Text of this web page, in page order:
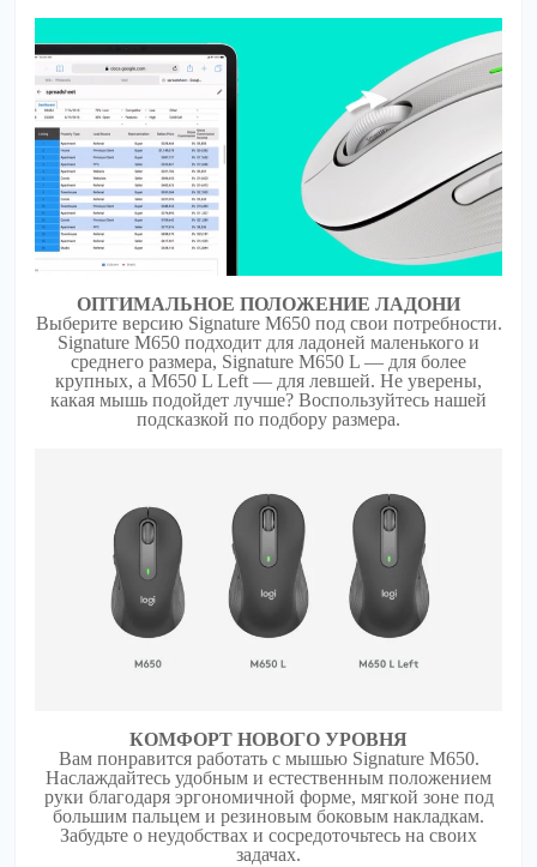
ОПТИМАЛЬНОЕ ПОЛОЖЕНИЕ ЛАДОНИ
Выберите версию Signature M650 под свои потребности.
Signature M650 подходит для ладоней маленького и
среднего размера, Signature M650 L — для более
крупных, а M650 L Left — для левшей. Не уверены,
какая мышь подойдет лучше? Воспользуйтесь нашей
подсказкой по подбору размера.
КОМФОРТ НОВОГО УРОВНЯ
Вам понравится работать с мышью Signature M650.
Наслаждайтесь удобным и естественным положением
руки благодаря эргономичной форме, мягкой зоне под
большим пальцем и резиновым боковым накладкам.
Забудьте о неудобствах и сосредоточьтесь на своих
задачах.